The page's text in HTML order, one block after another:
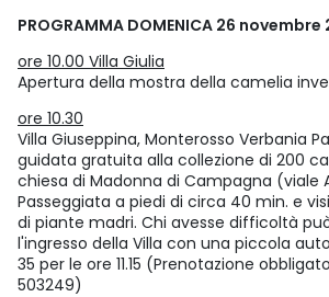
PROGRAMMA DOMENICA 26 novembre
ore 10.00 Villa Giulia
Apertura della mostra della camelia
ore 10.30
Villa Giuseppina, Monterosso Verbania
guidata gratuita alla collezione di 200
chiesa di Madonna di Campagna (viale
Passeggiata a piedi di circa 40 min. e
di piante madri. Chi avesse difficoltà
l'ingresso della Villa con una piccola
35 per le ore 11.15 (Prenotazione
503249)